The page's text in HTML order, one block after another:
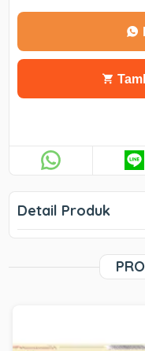
Detail Produk